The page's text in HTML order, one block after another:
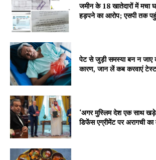
SUBSCRIBE NOW
Company
About
Contact us
जमीन के 18 खातेदारों में
हड़पने का आरोप; एसपी तक
पेट से जुड़ी समस्या बन न जाए
कारण, जान लें कब करवाएं
‘अगर मुस्लिम देश एक साथ खड़े
डिफेंस एग्रीमेंट पर अरागची का